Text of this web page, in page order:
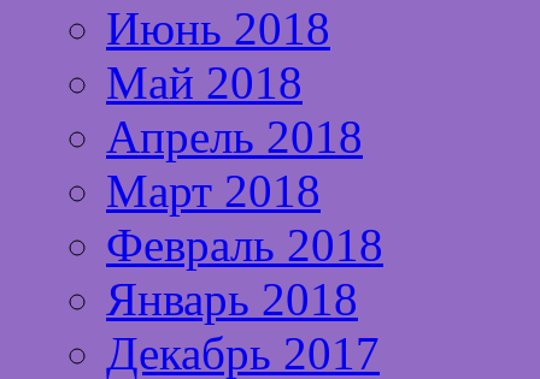
Июнь 2018
Май 2018
Апрель 2018
Март 2018
Февраль 2018
Январь 2018
Декабрь 2017